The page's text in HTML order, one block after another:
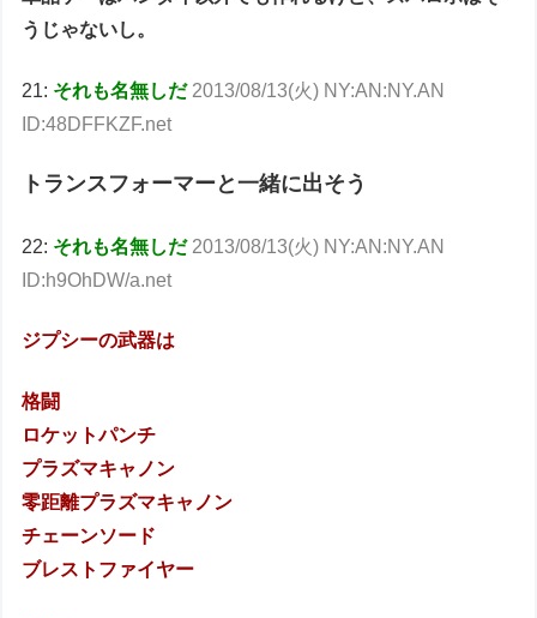
うじゃないし。
21: それも名無しだ 2013/08/13(火) NY:AN:NY.AN
ID:48DFFKZF.net
トランスフォーマーと一緒に出そう
22: それも名無しだ 2013/08/13(火) NY:AN:NY.AN
ID:h9OhDW/a.net
ジプシーの武器は
格闘
ロケットパンチ
プラズマキャノン
零距離プラズマキャノン
チェーンソード
ブレストファイヤー